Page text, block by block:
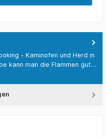
- Kaminofen und Herd in
kann man die Flammen gut…